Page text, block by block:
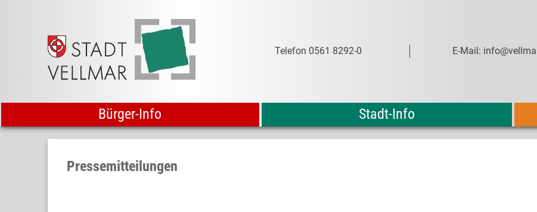
Telefon 0561 8292-0 E-Mail:
Bürger-Info Stadt-Info
Pressemitteilungen